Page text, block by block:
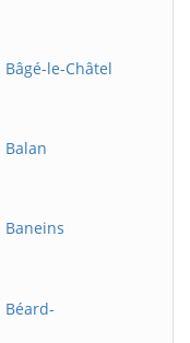
le-Châtel